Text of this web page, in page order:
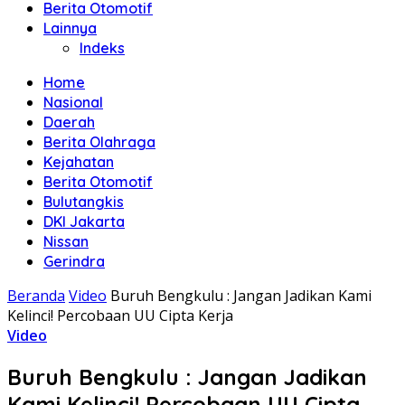
Berita Otomotif
Lainnya
Indeks
Home
Nasional
Daerah
Berita Olahraga
Kejahatan
Berita Otomotif
Bulutangkis
DKI Jakarta
Nissan
Gerindra
Beranda Video Buruh Bengkulu : Jangan Jadikan Kami
Kelinci! Percobaan UU Cipta Kerja
Video
Buruh Bengkulu : Jangan Jadikan